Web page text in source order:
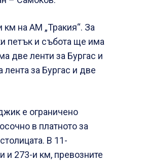
на АМ „Тракия“. За
петък и събота ще има
две ленти за Бургас и
за Бургас и две
е ограничено
в платното за
В 11-
и 273-и км, превозните